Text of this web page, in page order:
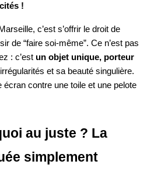
!
c’est s’offrir le droit de
de “faire soi-même”. Ce n’est pas
: c’est un objet unique, porteur
et sa beauté singulière.
contre une toile et une pelote
au juste ? La
simplement